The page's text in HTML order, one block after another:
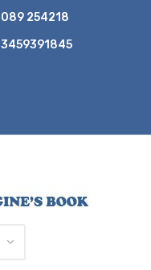
089 254218
3459391845